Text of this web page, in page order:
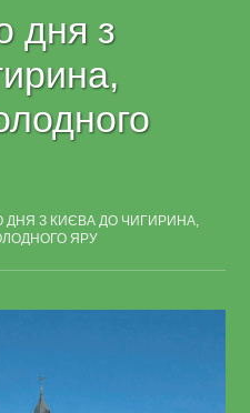
дня з
ДНЯ З КИЄВА ДО ЧИГИРИНА,
ЯРУ